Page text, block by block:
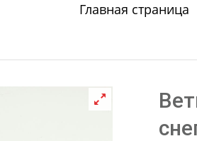
Главная страница